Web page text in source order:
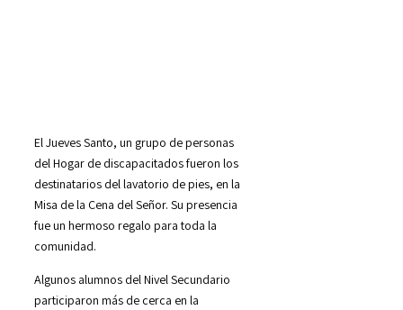
El Jueves Santo, un grupo de personas
del Hogar de discapacitados fueron los
destinatarios del lavatorio de pies, en la
Misa de la Cena del Señor. Su presencia
fue un hermoso regalo para toda la
comunidad.
Algunos alumnos del Nivel Secundario
participaron más de cerca en la